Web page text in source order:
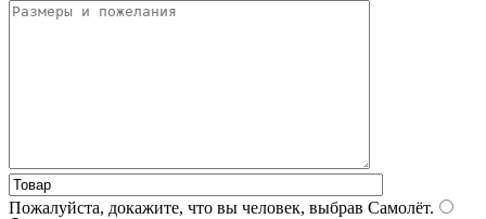
Пожалуйста, докажите, что вы человек, выбрав Самолёт.